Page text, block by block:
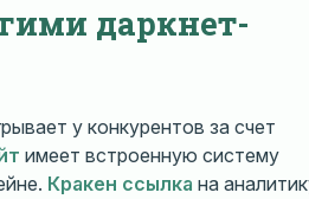
даркнет-
у конкурентов за счет
имеет встроенную систему
Кракен ссылка на